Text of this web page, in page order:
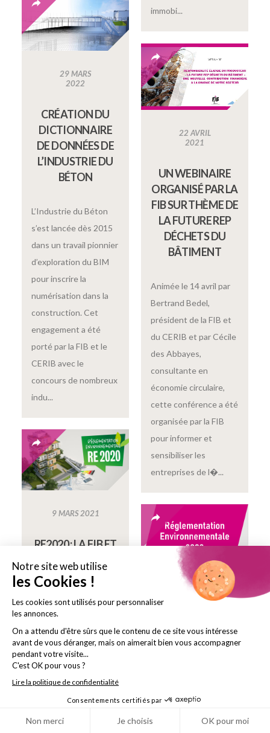
immobi...
29 MARS
2022
CRÉATION DU
DICTIONNAIRE
DE DONNÉES DE
L’INDUSTRIE DU
BÉTON
L’Industrie du Béton
s’est lancée dès 2015
dans un travail pionnier
d’exploration du BIM
pour inscrire la
numérisation dans la
construction. Cet
engagement a été
porté par la FIB et le
CERIB avec le
concours de nombreux
indu...
22 AVRIL
2021
UN WEBINAIRE
ORGANISÉ PAR LA
FIB SUR THÈME DE
LA FUTURE REP
DÉCHETS DU
BÂTIMENT
Animée le 14 avril par
Bertrand Bedel,
président de la FIB et
du CERIB et par Cécile
des Abbayes,
consultante en
économie circulaire,
cette conférence a été
organisée par la FIB
pour informer et
sensibiliser les
entreprises de l�...
9 MARS 2021
RE2020 : LA FIB ET
LA FILIÈRE BÉTON
MOBILISÉES
POUR DÉFENDRE
L’ÉQUITÉ DE
ENTRE
MATÉRIAUX DE
LA
CONSTRUCTION
Le 26 janvier 2021, le
27
NOVEMBRE
INDICATEUR ACV
La Filière Béton et la
FIB mobilisées pour